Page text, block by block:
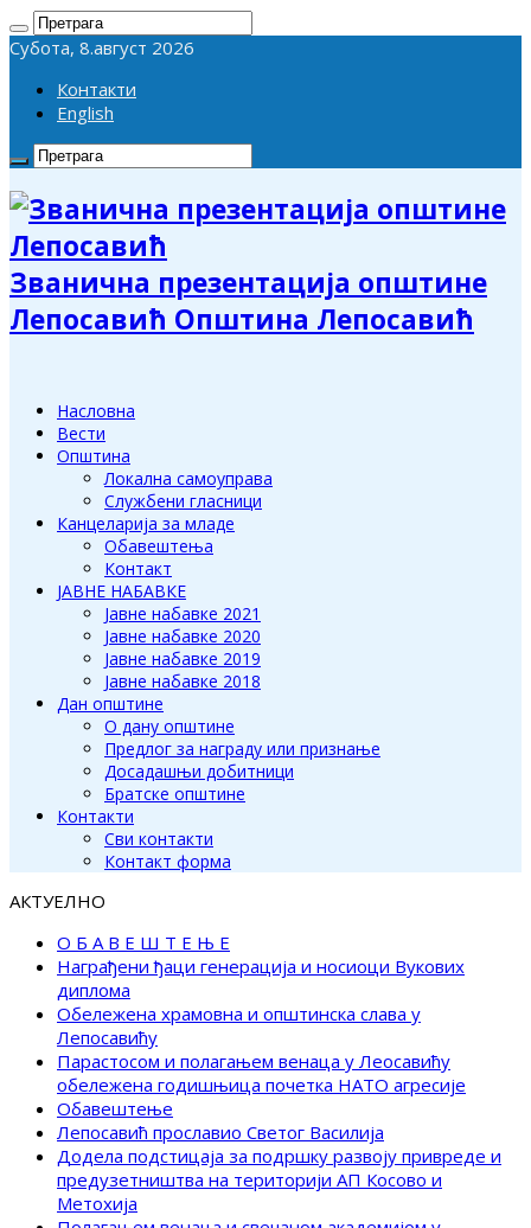
Субота, 8.август 2026
Контакти
English
Званична презентација општине
Лепосавић Општина Лепосавић
Насловна
Вести
Општина
Локална самоуправа
Службени гласници
Канцеларија за младе
Обавештења
Контакт
ЈАВНЕ НАБАВКЕ
Јавне набавке 2021
Јавне набавке 2020
Јавне набавке 2019
Јавне набавке 2018
Дан општине
О дану општине
Предлог за награду или признање
Досадашњи добитници
Братске општине
Контакти
Сви контакти
Контакт форма
АКТУЕЛНО
О Б А В Е Ш Т Е Њ Е
Награђени ђаци генерација и носиоци Вукових
диплома
Обележена храмовна и општинска слава у
Лепосавићу
Парастосом и полагањем венаца у Леосавићу
обележена годишњица почетка НАТО агресије
Обавештење
Лепосавић прославио Светог Василија
Додела подстицаја за подршку развоју привреде и
предузетништва на територији АП Косово и
Метохија